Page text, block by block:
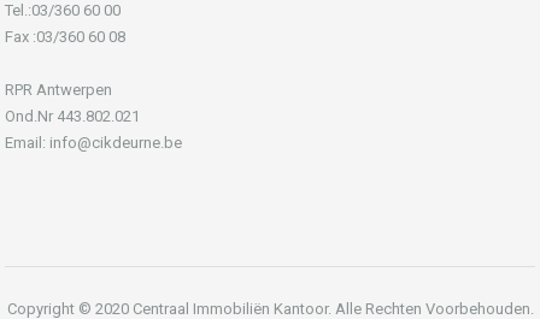
Tel.:03/360 60 00
Fax :03/360 60 08
RPR Antwerpen
Ond.Nr 443.802.021
Email: info@cikdeurne.be
Copyright © 2020 Centraal Immobiliën Kantoor. Alle Rechten Voorbehouden.